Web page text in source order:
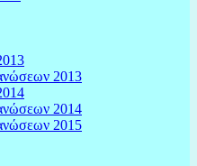
2013
2014
2015